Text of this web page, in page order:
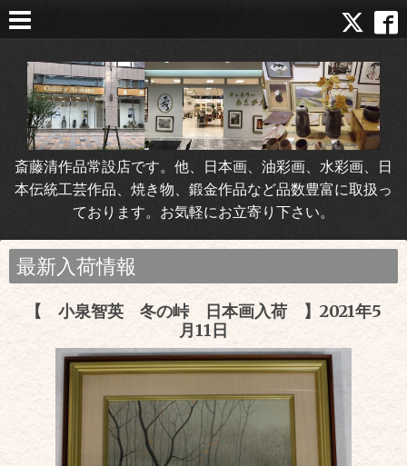
斎藤清作品常設店です。他、日本画、油彩画、水彩画、日
本伝統工芸作品、焼き物、鍛金作品など品数豊富に取扱っ
ております。お気軽にお立寄り下さい。
最新入荷情報
【 小泉智英 冬の峠 日本画入荷 】2021年5
月11日